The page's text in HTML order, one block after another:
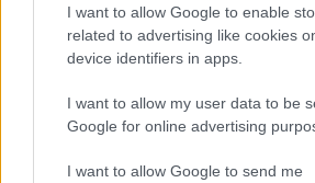
I want to allow Google to enable
related to advertising like cookies
device identifiers in apps.
I want to allow my user data to be
Google for online advertising
I want to allow Google to send me
πραγματικά ανταγωνιστικό
ενίσχυση των
σιδηρόδρομος στην Ελλάδα,
εκσυγχρονίζεται και οι
σελίδα».